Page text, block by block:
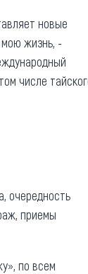
новые
жизнь, -
числе
очередность
приемы
по всем